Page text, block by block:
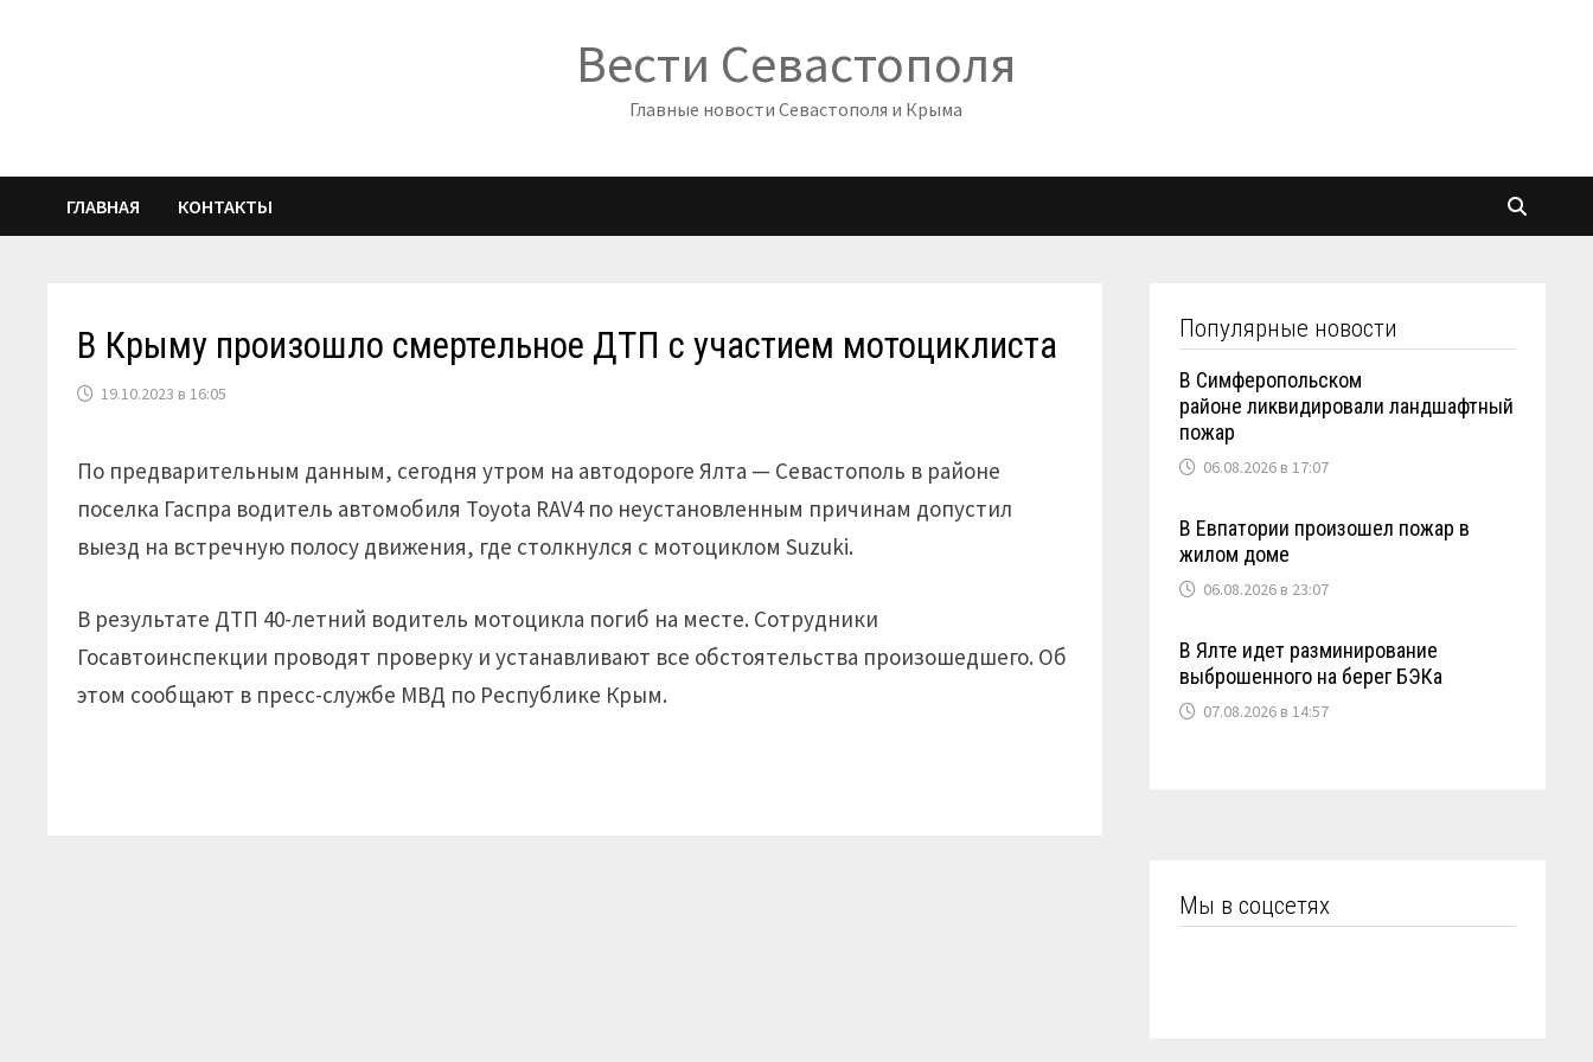
Вести Севастополя
Главные новости Севастополя и Крыма
ГЛАВНАЯ КОНТАКТЫ
В Крыму произошло смертельное ДТП с участием мотоциклиста
19.10.2023 в 16:05
По предварительным данным, сегодня утром на автодороге Ялта — Севастополь в районе
поселка Гаспра водитель автомобиля Toyota RAV4 по неустановленным причинам допустил
выезд на встречную полосу движения, где столкнулся с мотоциклом Suzuki.
В результате ДТП 40-летний водитель мотоцикла погиб на месте. Сотрудники
Госавтоинспекции проводят проверку и устанавливают все обстоятельства произошедшего. Об
этом сообщают в пресс-службе МВД по Республике Крым.
Популярные новости
В Симферопольском
районе ликвидировали ландшафтный
пожар
06.08.2026 в 17:07
В Евпатории произошел пожар в
жилом доме
06.08.2026 в 23:07
В Ялте идет разминирование
выброшенного на берег БЭКа
07.08.2026 в 14:57
Мы в соцсетях